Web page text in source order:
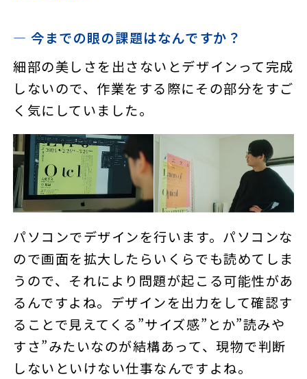
― 今までの眼の課題はなんですか？
細部の美しさを出さないとデザインって完成
しないので、作業をする際にその部分をすご
く気にしていました。
パソコンでデザインを行います。パソコンな
ので画面を拡大したらいくらでも読めてしま
うので、それにより問題が起こる可能性があ
るんですよね。デザインを出力をして確認す
ることで見えてくる”サイズ感”とか”読みや
すさ”みたいなのが結構あって、現物で判断
しないといけない仕事なんですよね。